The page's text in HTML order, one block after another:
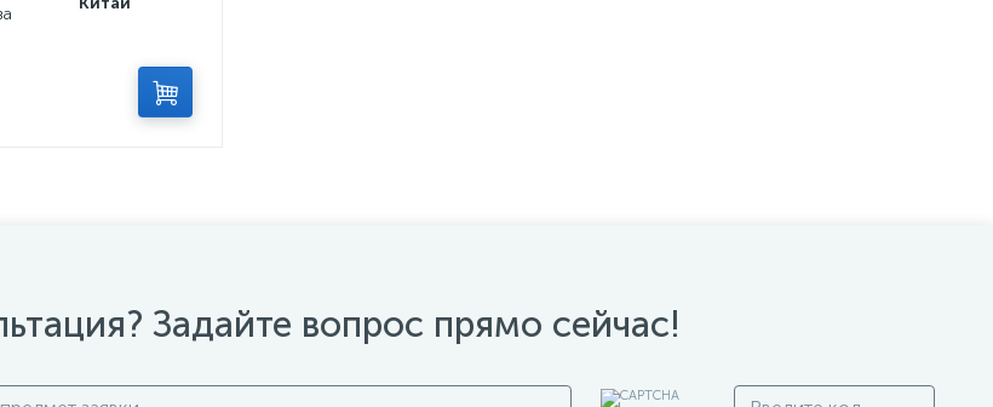
Задайте вопрос прямо сейчас!